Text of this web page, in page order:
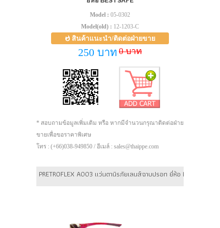
Model : 05-0302
Model(old) : 12-1203-C
สินค้าแนะนำ/ติดต่อฝ่ายขาย
250 บาท 0 บาท
* สอบถามข้อมูลเพิ่มเติม หรือ หากมีจำนวนกรุณาติดต่อฝ่าย
ขายเพื่อขอราคาพิเศษ
โทร : (+66)038-949850 / อีเมล์ : sales@thaippe.com
PRETROFLEX A003 แว่นตานิรภัยเลนส์ฉาบปรอท ยี่ห้อ BESTSAFE